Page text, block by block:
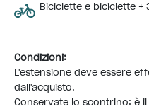
Biciclette e biciclette +
Condizioni:
L'estensione deve essere
dall'acquisto.
Conservate lo scontrino: è